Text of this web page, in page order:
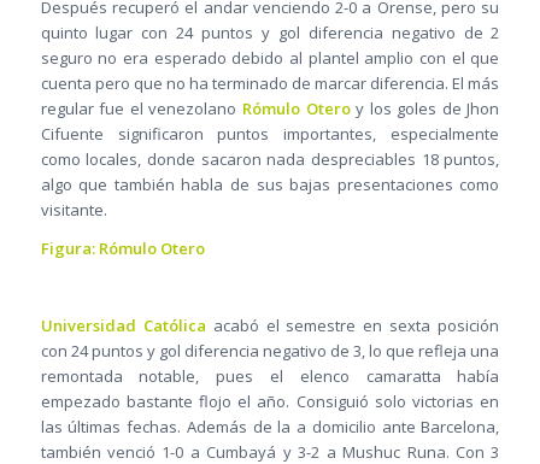
Después recuperó el andar venciendo 2-0 a Orense, pero su
quinto lugar con 24 puntos y gol diferencia negativo de 2
seguro no era esperado debido al plantel amplio con el que
cuenta pero que no ha terminado de marcar diferencia. El más
regular fue el venezolano Rómulo Oteroy los goles de Jhon
Cifuente significaron puntos importantes, especialmente
como locales, donde sacaron nada despreciables 18 puntos,
algo que también habla de sus bajas presentaciones como
visitante.
Figura: Rómulo Otero
Universidad Católica acabó el semestre en sexta posición
con 24 puntos y gol diferencia negativo de 3, lo que refleja una
remontada notable, pues el elenco camaratta había
empezado bastante flojo el año. Consiguió solo victorias en
las últimas fechas. Además de la a domicilio ante Barcelona,
también venció 1-0 a Cumbayá y 3-2 a Mushuc Runa. Con 3